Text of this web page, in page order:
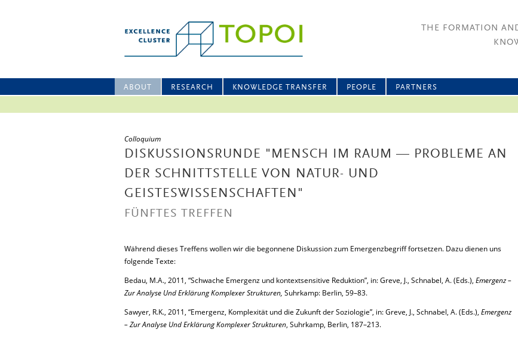
THE FORMATION
ABOUT RESEARCH KNOWLEDGE TRANSFER PEOPLE PARTNERS
Colloquium
DISKUSSIONSRUNDE "MENSCH IM RAUM — PROBLEME AN
DER SCHNITTSTELLE VON NATUR- UND
GEISTESWISSENSCHAFTEN"
FÜNFTES TREFFEN
Während dieses Treffens wollen wir die begonnene Diskussion zum Emergenzbegriff fortsetzen. Dazu dienen uns
folgende Texte:
Bedau, M.A., 2011, “Schwache Emergenz und kontextsensitive Reduktion”, in: Greve, J., Schnabel, A. (Eds.), Emergenz –
Zur Analyse Und Erklärung Komplexer Strukturen, Suhrkamp: Berlin, 59–83.
Sawyer, R.K., 2011, “Emergenz, Komplexität und die Zukunft der Soziologie”, in: Greve, J., Schnabel, A. (Eds.), Emergenz
– Zur Analyse Und Erklärung Komplexer Strukturen, Suhrkamp, Berlin, 187–213.